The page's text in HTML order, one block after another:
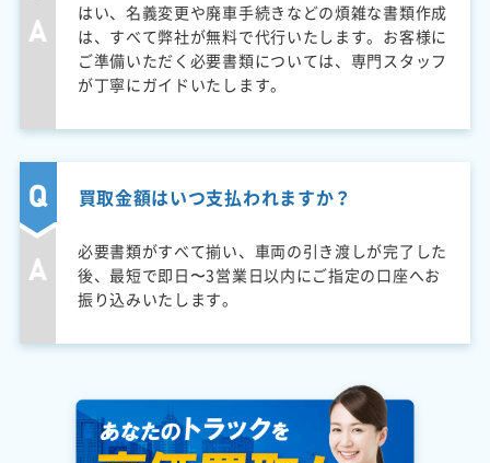
はい、名義変更や廃車手続きなどの煩雑な書類作成
は、すべて弊社が無料で代行いたします。お客様に
ご準備いただく必要書類については、専門スタッフ
が丁寧にガイドいたします。
買取金額はいつ支払われますか？
必要書類がすべて揃い、車両の引き渡しが完了した
後、最短で即日〜3営業日以内にご指定の口座へお
振り込みいたします。